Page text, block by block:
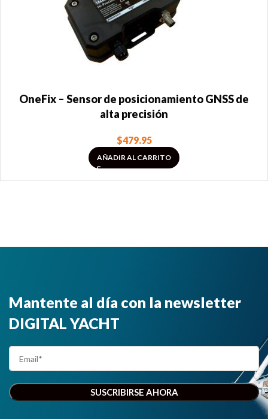
OneFix – Sensor de posicionamiento GNSS de
alta precisión
$479.95
AÑADIR AL CARRITO
Mantente al día con la newsletter
DIGITAL YACHT